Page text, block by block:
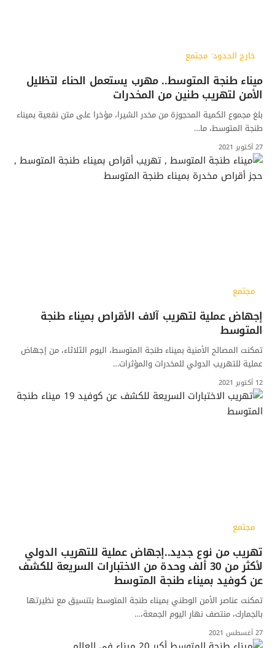
خارج الحدود مجتمع
ميناء طنجة المتوسط.. مهرب يستعمل الحناء لتظليل
الأمن لتهريب طنين من المخدرات
بلغ مجموع الكمية المحجوزة من مخدر الشيرا، مؤخرا على متن نفعية بميناء
طنجة المتوسط، ما…
27 أكتوبر 2021
مجتمع
إجهاض عملية لتهريب آلاف الأقراص بميناء طنجة
المتوسط
تمكنت المصالح الأمنية بميناء طنجة المتوسط، اليوم الثلاثاء، من إجهاض
عملية للتهريب الدولي للمخدرات والمؤثرات…
12 أكتوبر 2021
مجتمع
تهريب من نوع جديد..إجهاض عملية للتهريب الدولي
لأكثر من 30 ألف وحدة من الاختبارات السريعة للكشف
عن كوفيد بميناء طنجة المتوسط
تمكنت عناصر الأمن الوطني بميناء طنجة المتوسط بتنسيق مع نظيرتها
بالجمارك، منتصف نهار اليوم الجمعة،…
27 أغسطس 2021